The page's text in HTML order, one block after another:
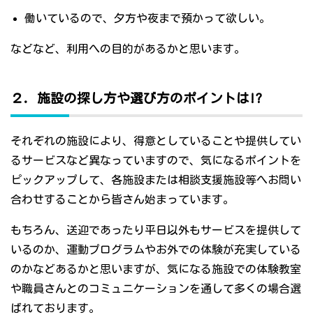
働いているので、夕方や夜まで預かって欲しい。
などなど、利用への目的があるかと思います。
２．施設の探し方や選び方のポイントは!?
それぞれの施設により、得意としていることや提供してい
るサービスなど異なっていますので、気になるポイントを
ピックアップして、各施設または相談支援施設等へお問い
合わせすることから皆さん始まっています。
もちろん、送迎であったり平日以外もサービスを提供して
いるのか、運動プログラムやお外での体験が充実している
のかなどあるかと思いますが、気になる施設での体験教室
や職員さんとのコミュニケーションを通して多くの場合選
ばれております。